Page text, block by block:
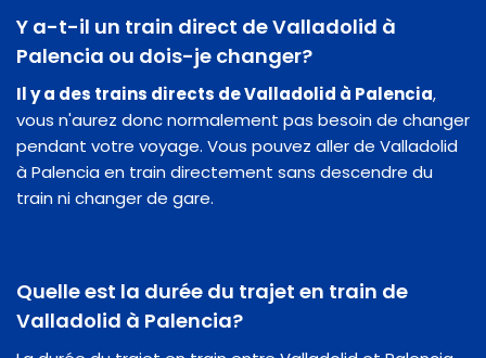
Y a-t-il un train direct de Valladolid à
Palencia ou dois-je changer?
Il y a des trains directs de Valladolid à Palencia,
vous n'aurez donc normalement pas besoin de changer
pendant votre voyage. Vous pouvez aller de Valladolid
à Palencia en train directement sans descendre du
train ni changer de gare.
Quelle est la durée du trajet en train de
Valladolid à Palencia?